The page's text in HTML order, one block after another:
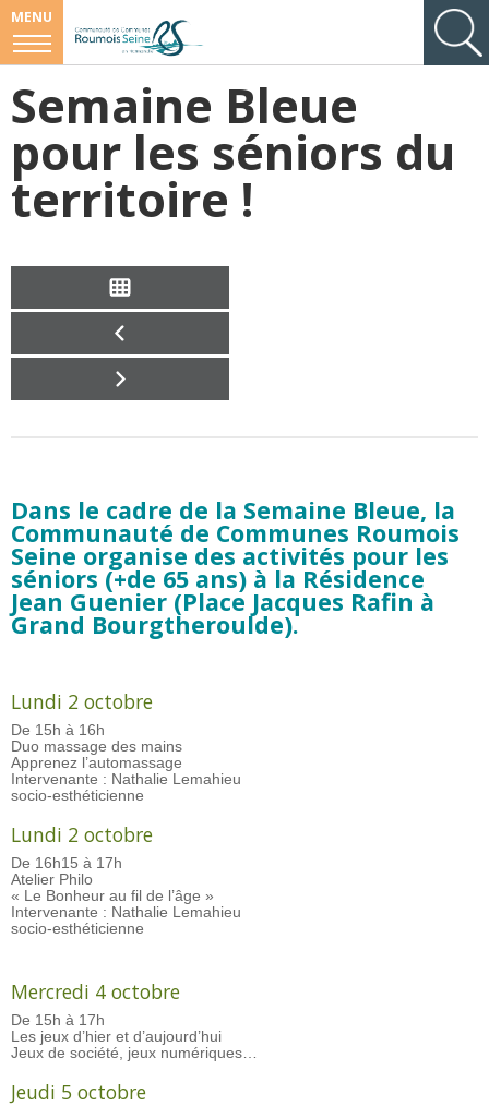
MENU
Semaine Bleue
pour les séniors du
territoire !
Dans le cadre de la Semaine Bleue, la
Communauté de Communes Roumois
Seine organise des activités pour les
séniors (+de 65 ans) à la Résidence
Jean Guenier (Place Jacques Rafin à
Grand Bourgtheroulde).
Lundi 2 octobre
De 15h à 16h
Duo massage des mains
Apprenez l’automassage
Intervenante : Nathalie Lemahieu
socio-esthéticienne
Lundi 2 octobre
De 16h15 à 17h
Atelier Philo
« Le Bonheur au fil de l’âge »
Intervenante : Nathalie Lemahieu
socio-esthéticienne
Mercredi 4 octobre
De 15h à 17h
Les jeux d’hier et d’aujourd’hui
Jeux de société, jeux numériques…
Jeudi 5 octobre